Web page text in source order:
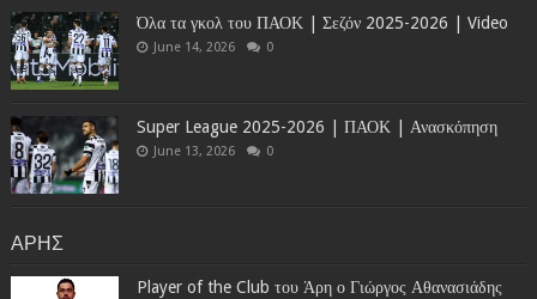
Όλα τα γκολ του ΠΑΟΚ | Σεζόν 2025-2026 | Video
June 14, 2026 0
Super League 2025-2026 | ΠΑΟΚ | Ανασκόπηση
June 13, 2026 0
ΑΡΗΣ
Player of the Club του Άρη ο Γιώργος Αθανασιάδης